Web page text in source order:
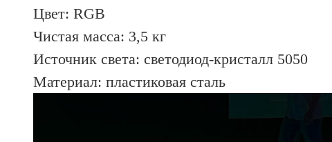
Цвет: RGB
Чистая масса: 3,5 кг
Источник света: светодиод-кристалл 5050
Материал: пластиковая сталь